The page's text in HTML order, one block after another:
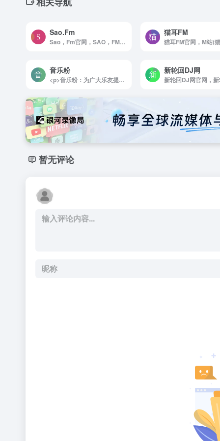
Sao.Fm
Sao，Fm官网，SAO，FM 分享和提供高品质网络收音机在线收听服务，无软件安装实现网页在线收听，手机在线收听广播。网站全面汇集整理国内外主流电台流媒体播放地址，方便广大广播爱好者随时随地利用网络收听喜爱的广播电台。
猫耳FM
音乐粉
<p>音乐粉：为广大乐友提供丰富的简谱、曲谱、歌词和音乐教程资源</p>
新轮回DJ网
暂无评论